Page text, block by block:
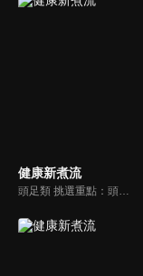
健康新煮流